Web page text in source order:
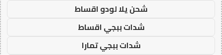
شحن يلا لودو اقساط
شدات ببجي اقساط
شدات ببجي تمارا